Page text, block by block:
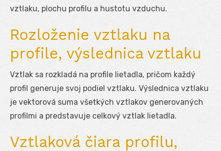
vztlaku, plochu profilu a hustotu vzduchu.
Rozloženie vztlaku na
profile, výslednica vztlaku
Vztlak sa rozkladá na profile lietadla, pričom každý
profil generuje svoj podiel vztlaku. Výslednica vztlaku
je vektorová suma všetkých vztlakov generovaných
profilmi a predstavuje celkový vztlak lietadla.
Vztlaková čiara profilu,